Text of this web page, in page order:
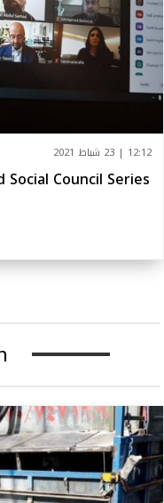
12:12 | 23 شباط 2021
Social Council Series